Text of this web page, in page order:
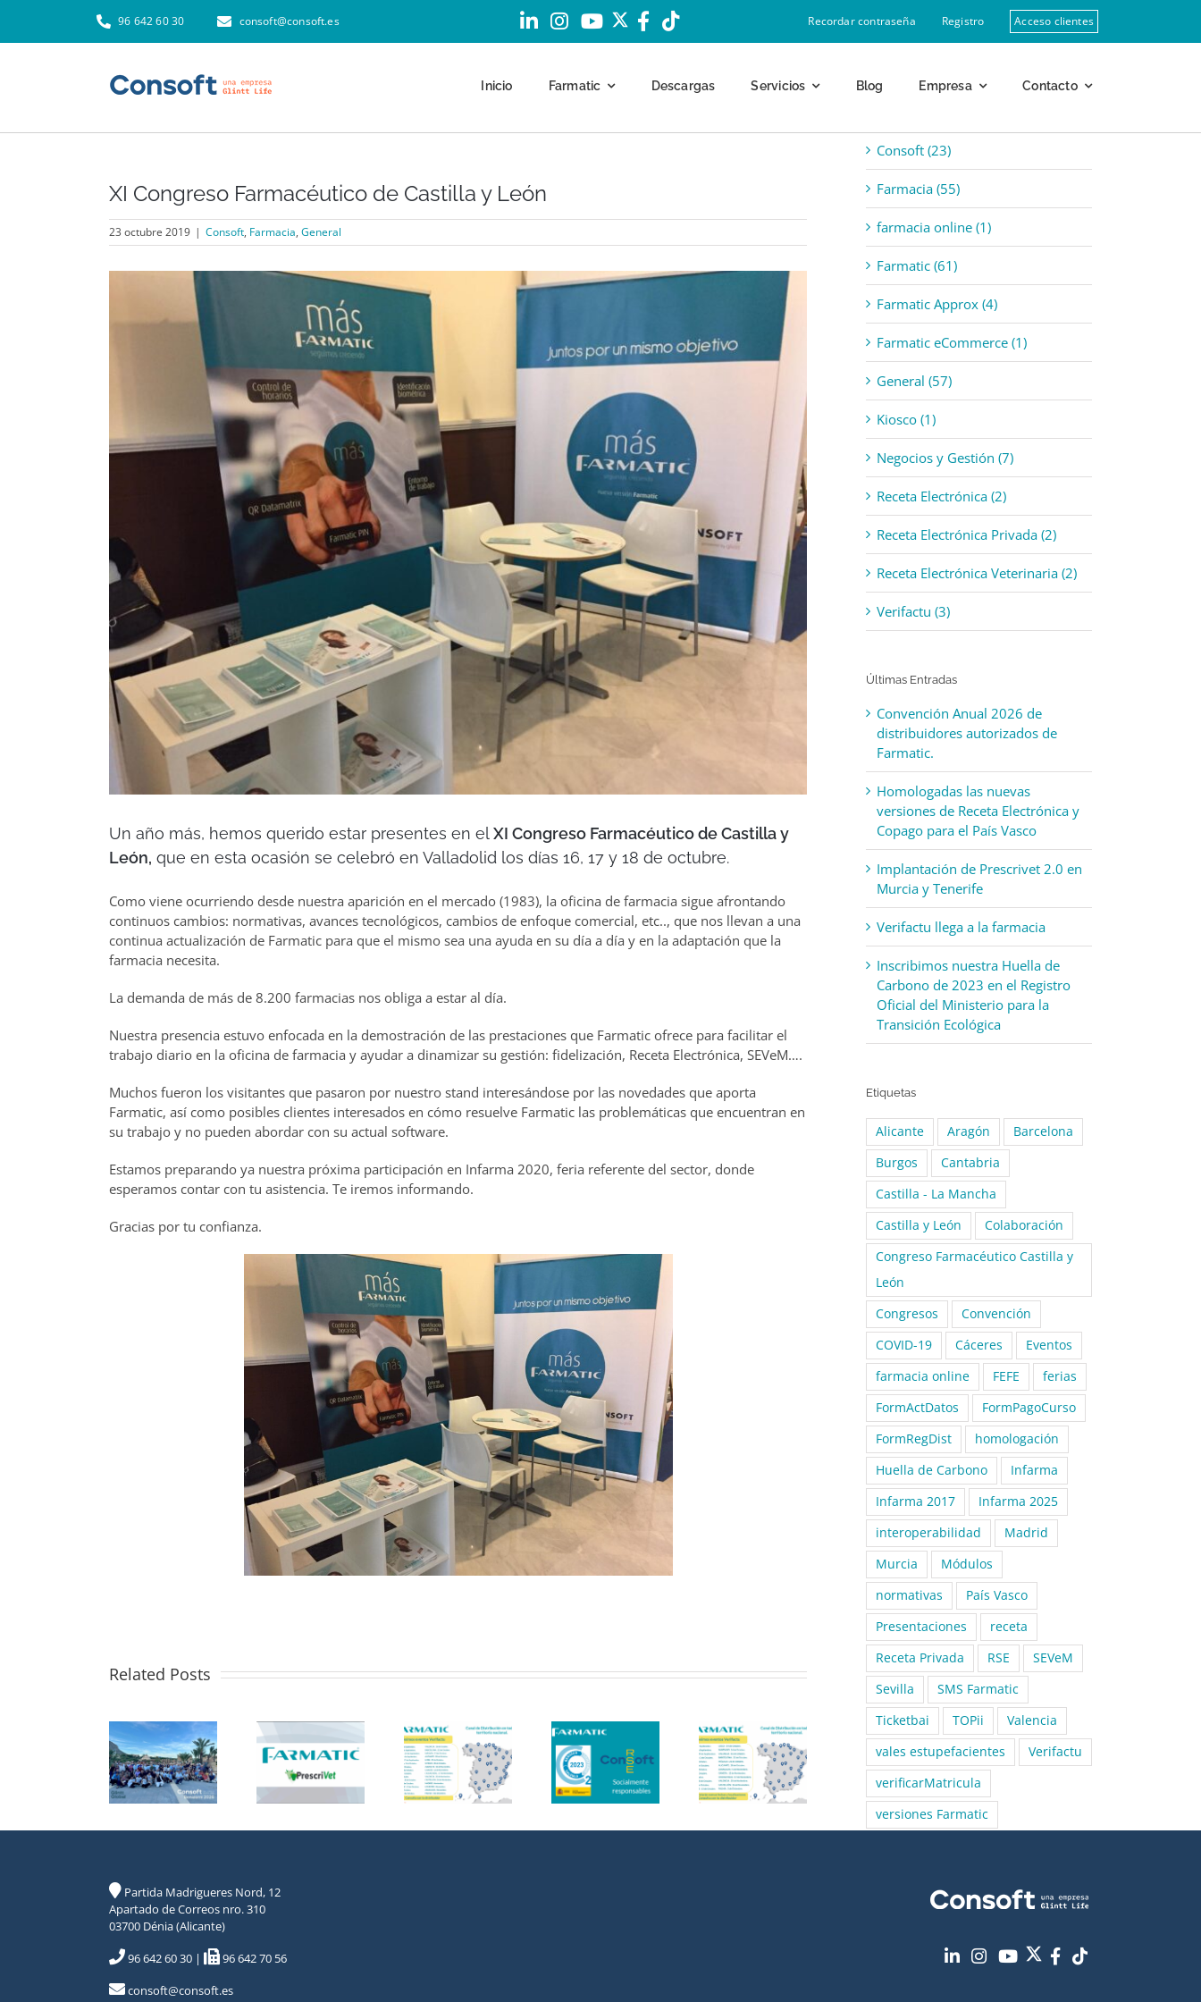
content
96 642 60 30 consoft@consoft.es Recordar contraseña Registro Acceso clientes
Inicio Farmatic Descargas Servicios Blog Empresa Contacto
XI Congreso Farmacéutico de Castilla y León
23 octubre 2019 | Consoft, Farmacia, General
Image
Un año más, hemos querido estar presentes en elXI Congreso Farmacéutico de Castilla y
León, que en esta ocasión se celebró en Valladolid los días 16, 17 y 18 de octubre.
Como viene ocurriendo desde nuestra aparición en el mercado (1983), la oficina de farmacia sigue afrontando
continuos cambios: normativas, avances tecnológicos, cambios de enfoque comercial, etc.., que nos llevan a una
continua actualización de Farmatic para que el mismo sea una ayuda en su día a día y en la adaptación que la
farmacia necesita.
La demanda de más de 8.200 farmacias nos obliga a estar al día.
Nuestra presencia estuvo enfocada en la demostración de las prestaciones que Farmatic ofrece para facilitar el
trabajo diario en la oficina de farmacia y ayudar a dinamizar su gestión: fidelización, Receta Electrónica, SEVeM….
Muchos fueron los visitantes que pasaron por nuestro stand interesándose por las novedades que aporta
Farmatic, así como posibles clientes interesados en cómo resuelve Farmatic las problemáticas que encuentran en
su trabajo y no pueden abordar con su actual software.
Estamos preparando ya nuestra próxima participación en Infarma 2020, feria referente del sector, donde
esperamos contar con tu asistencia. Te iremos informando.
Gracias por tu confianza.
Related Posts
Consoft (23)
Farmacia (55)
farmacia online (1)
Farmatic (61)
Farmatic Approx (4)
Farmatic eCommerce (1)
General (57)
Kiosco (1)
Negocios y Gestión (7)
Receta Electrónica (2)
Receta Electrónica Privada (2)
Receta Electrónica Veterinaria (2)
Verifactu (3)
Últimas Entradas
Convención Anual 2026 de
distribuidores autorizados de
Farmatic.
Homologadas las nuevas
versiones de Receta Electrónica y
Copago para el País Vasco
Implantación de Prescrivet 2.0 en
Murcia y Tenerife
Verifactu llega a la farmacia
Inscribimos nuestra Huella de
Carbono de 2023 en el Registro
Oficial del Ministerio para la
Transición Ecológica
Etiquetas
Alicante Aragón
Barcelona
Burgos
Cantabria
Castilla - La Mancha
Castilla y León
Colaboración
Congreso Farmacéutico Castilla y
León
Congresos
Convención
COVID-19
Cáceres
Eventos
farmacia online
FEFE
ferias
FormActDatos
FormPagoCurso
FormRegDist
homologación
Huella de Carbono
Infarma
Infarma 2017
Infarma 2025
interoperabilidad
Madrid
Murcia
Módulos
normativas
País Vasco
Presentaciones
receta
Receta Privada
RSE
SEVeM
Sevilla
SMS Farmatic
Ticketbai
TOPii
Valencia
vales estupefacientes
Verifactu
verificarMatricula
versiones Farmatic
Partida Madrigueres Nord, 12
Apartado de Correos nro. 310
03700 Dénia (Alicante)
96 642 60 30 |
96 642 70 56
consoft@consoft.es